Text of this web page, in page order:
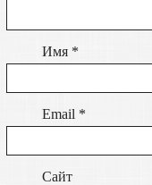
Имя *
Email *
Сайт